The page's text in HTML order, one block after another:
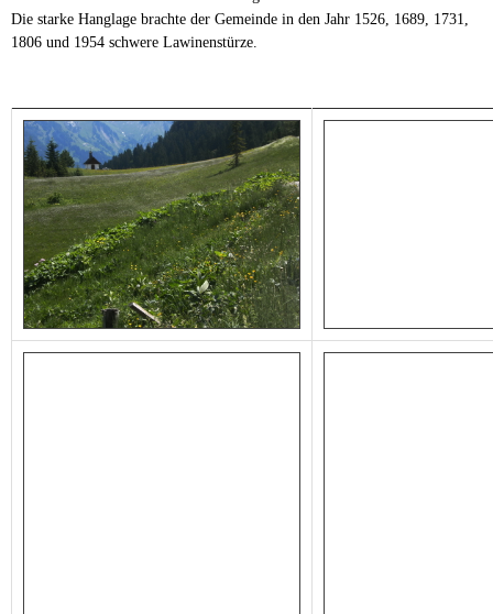
Die starke Hanglage brachte der Gemeinde in den Jahr 1526, 1689, 1731,
1806 und 1954 schwere Lawinenstürze.